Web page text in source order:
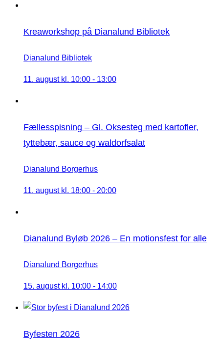
Kreaworkshop på Dianalund Bibliotek
Dianalund Bibliotek
11. august kl. 10:00 - 13:00
Fællesspisning – Gl. Oksesteg med kartofler,
tyttebær, sauce og waldorfsalat
Dianalund Borgerhus
11. august kl. 18:00 - 20:00
Dianalund Byløb 2026 – En motionsfest for alle
Dianalund Borgerhus
15. august kl. 10:00 - 14:00
Byfesten 2026